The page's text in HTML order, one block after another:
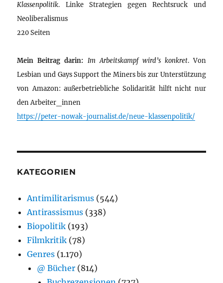
Klassenpolitik. Linke Strategien gegen Rechtsruck und
Neoliberalismus
220 Seiten
Mein Beitrag darin: Im Arbeitskampf wird’s konkret. Von
Lesbian und Gays Support the Miners bis zur Unterstützung
von Amazon: außerbetriebliche Solidarität hilft nicht nur
den Arbeiter_innen
https://peter-nowak-journalist.de/neue-klassenpolitik/
KATEGORIEN
Antimilitarismus (544)
Antirassismus (338)
Biopolitik (193)
Filmkritik (78)
Genres (1.170)
@ Bücher (814)